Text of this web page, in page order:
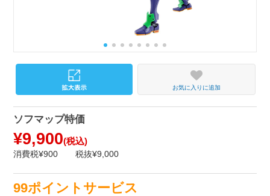
お気に入りに追加
ソフマップ特価
¥9,900(税込)
消費税¥900 税抜¥9,000
99ポイントサービス